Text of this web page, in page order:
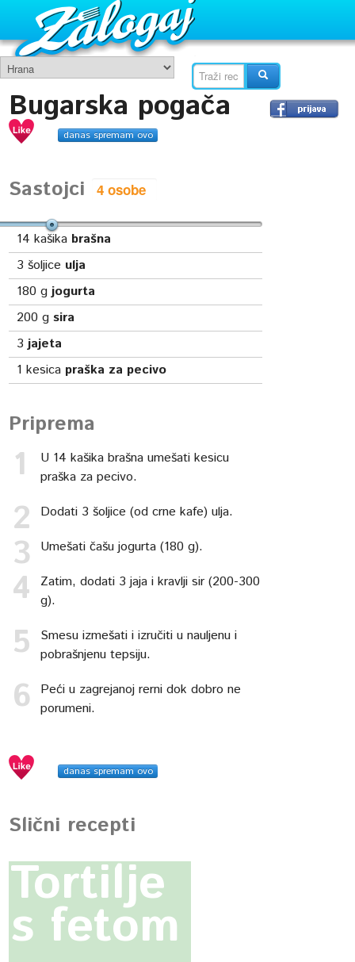
Bugarska pogača
danas spremam ovo
Sastojci
14 kašika brašna
3 šoljice ulja
180 gjogurta
200 gsira
3 jajeta
1 kesica praška za pecivo
Priprema
U 14 kašika brašna umešati kesicu
praška za pecivo.
Dodati 3 šoljice (od crne kafe) ulja.
Umešati čašu jogurta (180 g).
Zatim, dodati 3 jaja i kravlji sir (200-300
g).
Smesu izmešati i izručiti u nauljenu i
pobrašnjenu tepsiju.
Peći u zagrejanoj rerni dok dobro ne
porumeni.
danas spremam ovo
Slični recepti
Tortilje
s fetom